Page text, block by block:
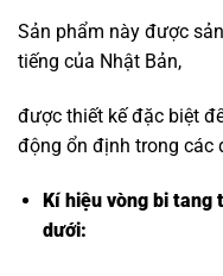
Sản phẩm này được
tiếng của Nhật Bản,
được thiết kế đặc biệt
động ổn định trong các
Kí hiệu vòng bi tang
dưới: